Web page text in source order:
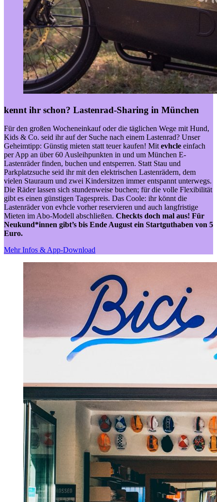
kennt ihr schon? Lastenrad-Sharing in München
Für den großen Wocheneinkauf oder die täglichen Wege mit Hund,
Kids & Co. seid ihr auf der Suche nach einem Lastenrad? Unser
Geheimtipp: Günstig mieten statt teuer kaufen! Mit evhcle einfach
per App an über 60 Ausleihpunkten in und um München E-
Lastenräder finden, buchen und entsperren. Statt Stau und
Parkplatzsuche seid ihr mit den elektrischen Lastenrädern, dem
vielen Stauraum und zwei Kindersitzen immer entspannt unterwegs.
Die Räder lassen sich stundenweise buchen; für die volle Flexibilität
gibt es einen günstigen Tagespreis. Das Coole: ihr könnt die
Lastenräder von evhcle vorher reservieren und auch langfristige
Mieten im Abo-Modell abschließen. Checkts doch mal aus! Für
Neukund*innen gibt’s bis Ende August ein Startguthaben von 5
Euro.
Mehr Infos & App-Download